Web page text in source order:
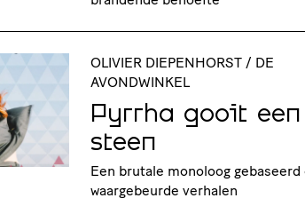
Pyrrha gooit een
steen
OLIVIER DIEPENHORST / DE
AVONDWINKEL
Een brutale monoloog gebaseerd
waargebeurde verhalen